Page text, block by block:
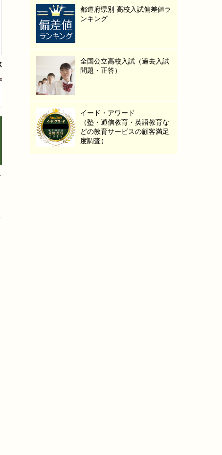
都道府県別 高校入試偏差値ラ
ンキング
全国公立高校入試（過去入試
問題・正答）
イード・アワード
（塾・通信教育・英語教育な
どの教育サービスの顧客満足
度調査）